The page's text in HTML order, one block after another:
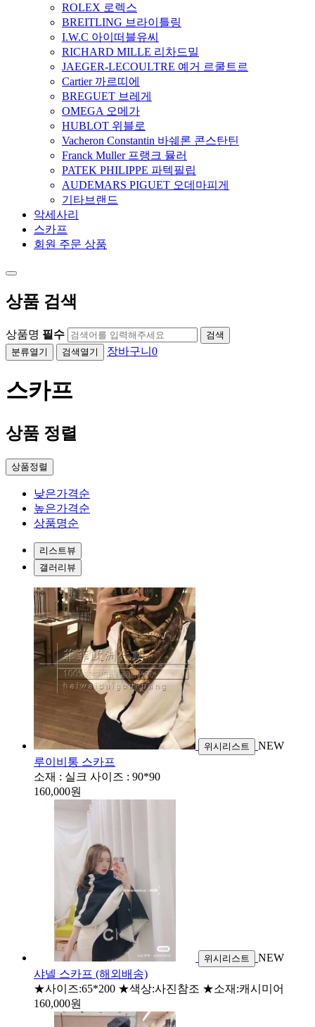
ROLEX 로렉스
BREITLING 브라이틀링
I.W.C 아이떠블유씨
RICHARD MILLE 리차드밀
JAEGER-LECOULTRE 예거 르쿨트르
Cartier 까르띠에
BREGUET 브레게
OMEGA 오메가
HUBLOT 위블로
Vacheron Constantin 바쉐론 콘스탄틴
Franck Muller 프랭크 뮬러
PATEK PHILIPPE 파텍필립
AUDEMARS PIGUET 오데마피게
기타브랜드
악세사리
스카프
회원 주문 상품
상품 검색
상품명 필수
검색
분류열기
검색열기 장바구니 0
스카프
상품 정렬
상품정렬
낮은가격순
높은가격순
상품명순
리스트뷰
갤러리뷰
위시리스트
NEW
루이비통 스카프
소재 : 실크 사이즈 : 90*90
160,000원
위시리스트
NEW
샤넬 스카프 (해외배송)
★사이즈:65*200 ★색상:사진참조 ★소재:캐시미어
160,000원